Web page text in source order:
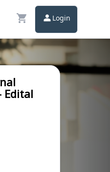
Login
Edital